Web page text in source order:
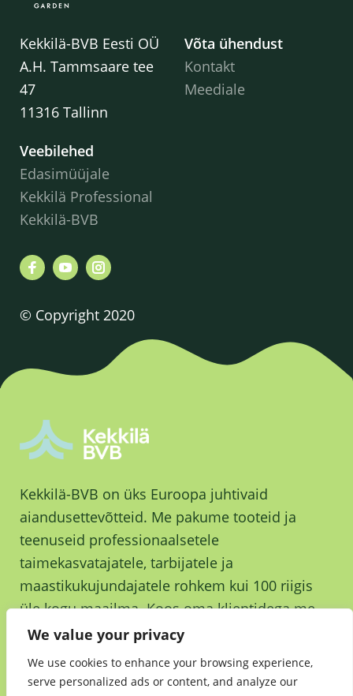
We value your privacy
We use cookies to enhance your browsing experience,
serve personalized ads or content, and analyze our
Kekkilä-BVB Eesti OÜ
A.H. Tammsaare tee
47
11316 Tallinn
Võta ühendust
Kontakt
Meediale
Veebilehed
Edasimüüjale
Kekkilä Professional
Kekkilä-BVB
© Copyright 2020
Kekkilä-BVB on üks Euroopa juhtivaid
aiandusettevõtteid. Me pakume tooteid ja
teenuseid professionaalsetele
taimekasvatajatele, tarbijatele ja
maastikukujundajatele rohkem kui 100 riigis
üle kogu maailma. Koos oma klientidega me
kasvame ja kasvatame parema tuleviku nimel.